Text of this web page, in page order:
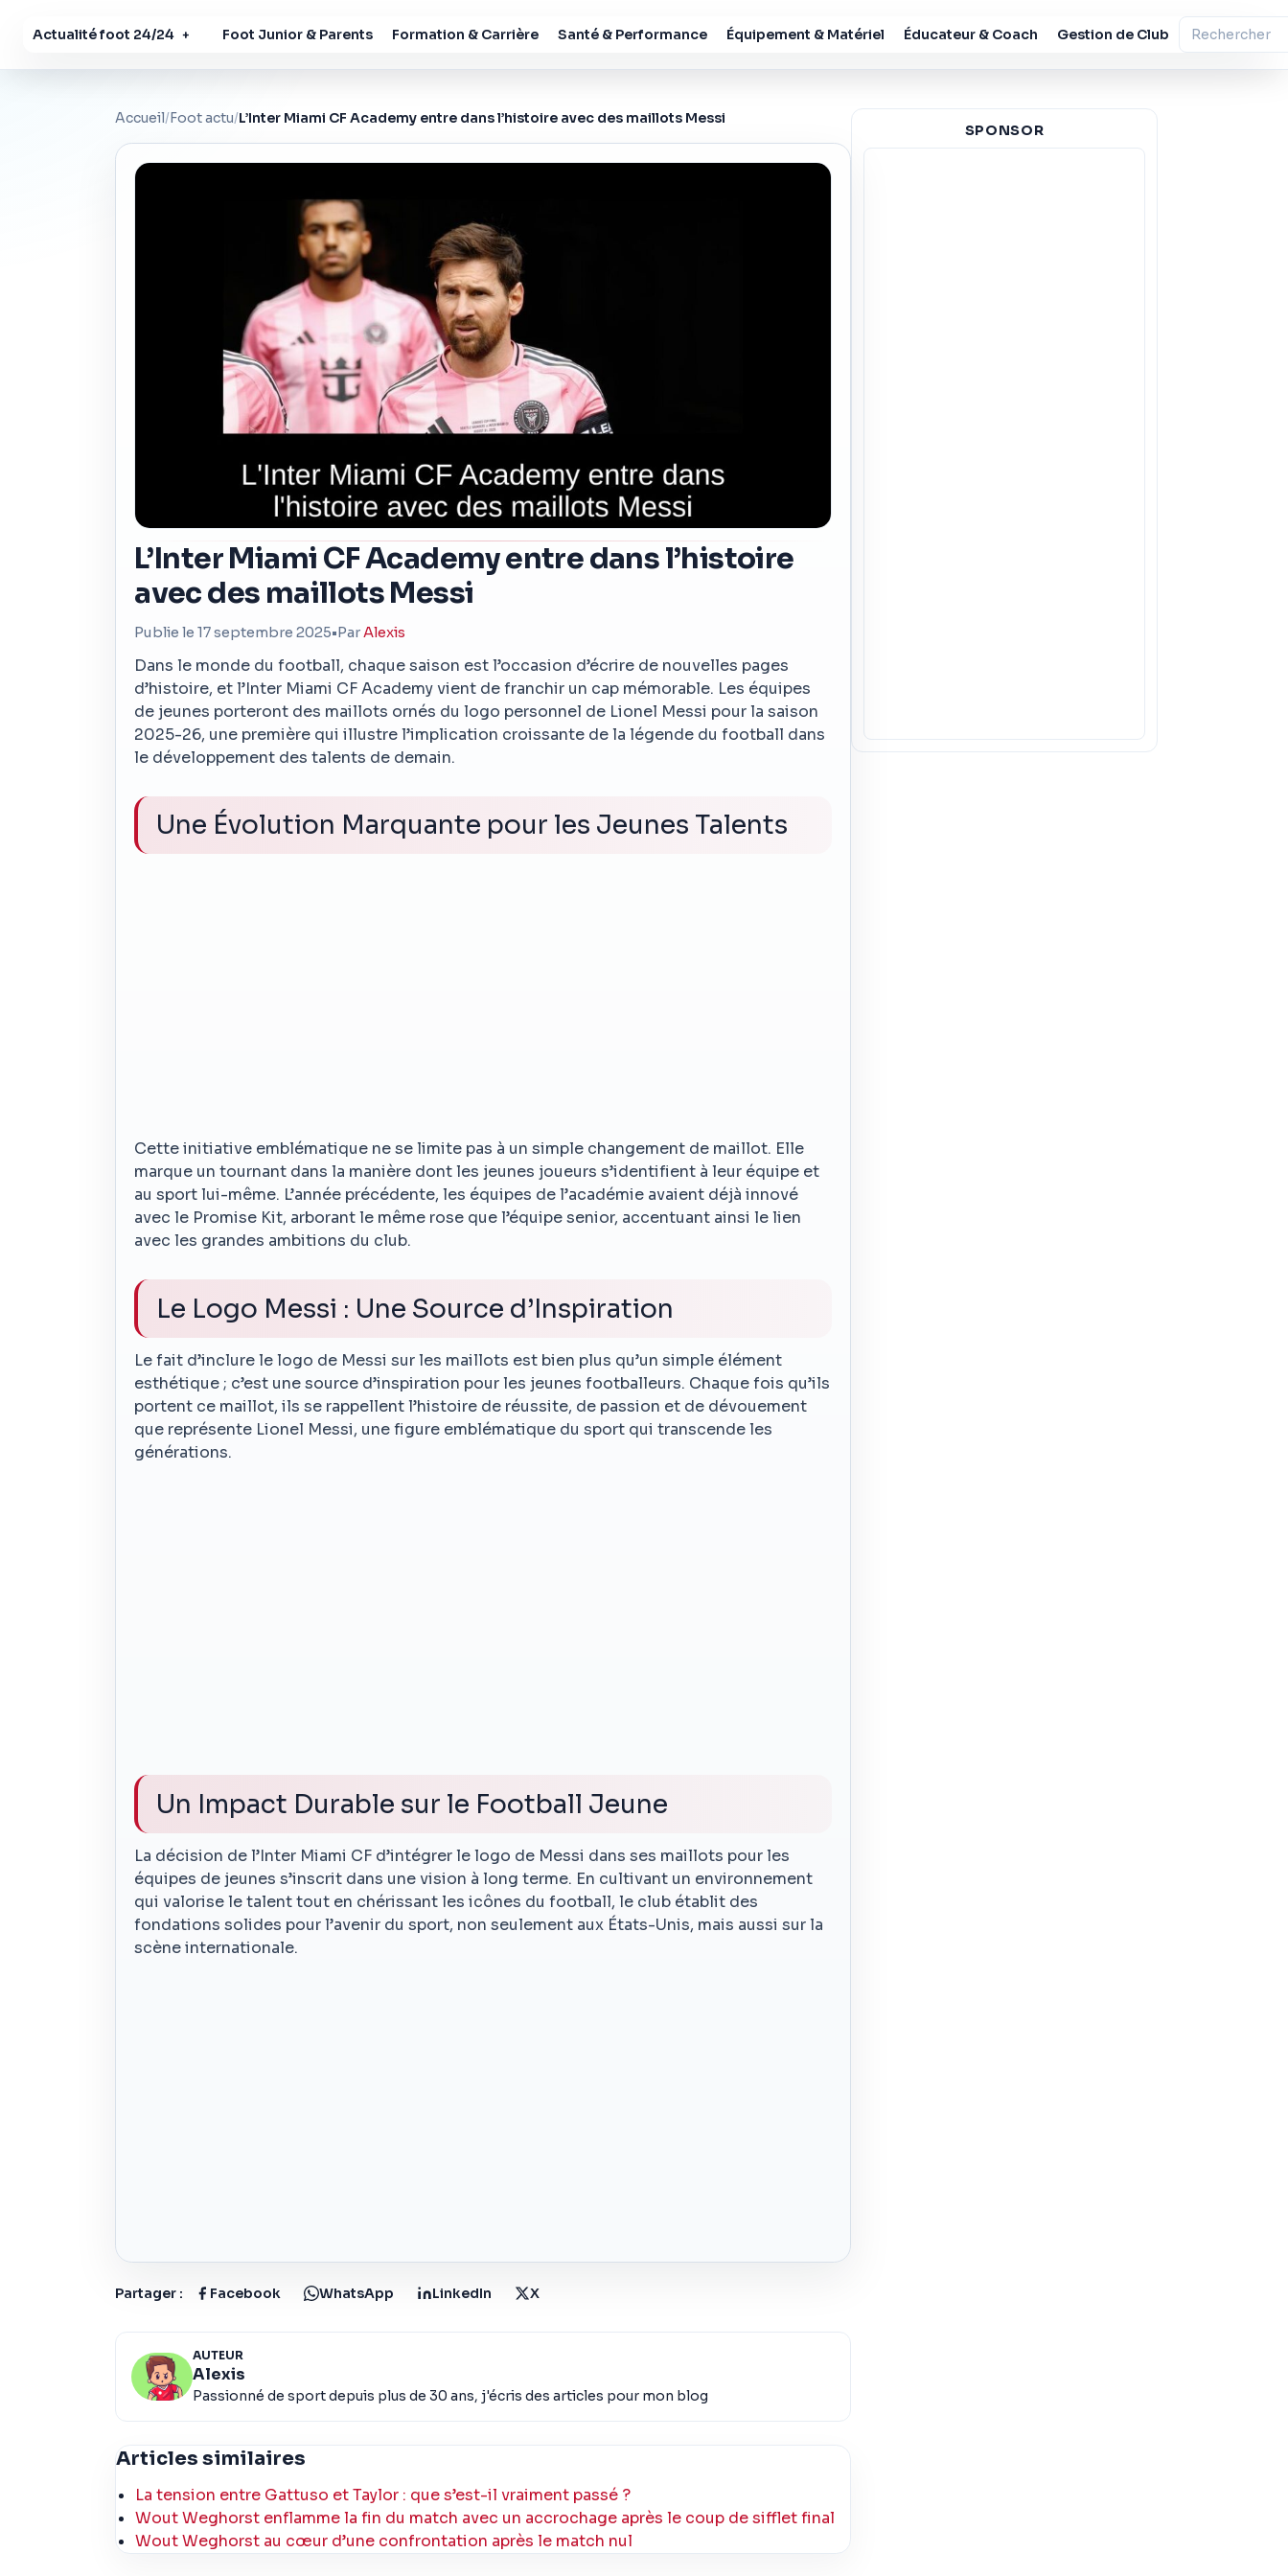
Actualité foot 24/24 + Foot Junior & Parents Formation & Carrière Santé & Performance Équipement & Matériel Éducateur & Coach Gestion de Club
Accueil/Foot actu/L’Inter Miami CF Academy entre dans l’histoire avec des maillots Messi
L’Inter Miami CF Academy entre dans l’histoire
avec des maillots Messi
Publie le 17 septembre 2025•ParAlexis
Dans le monde du football, chaque saison est l’occasion d’écrire de nouvelles pages
d’histoire, et l’Inter Miami CF Academy vient de franchir un cap mémorable. Les équipes
de jeunes porteront des maillots ornés du logo personnel de Lionel Messi pour la saison
2025-26, une première qui illustre l’implication croissante de la légende du football dans
le développement des talents de demain.
Une Évolution Marquante pour les Jeunes Talents
Cette initiative emblématique ne se limite pas à un simple changement de maillot. Elle
marque un tournant dans la manière dont les jeunes joueurs s’identifient à leur équipe et
au sport lui-même. L’année précédente, les équipes de l’académie avaient déjà innové
avec le Promise Kit, arborant le même rose que l’équipe senior, accentuant ainsi le lien
avec les grandes ambitions du club.
Le Logo Messi : Une Source d’Inspiration
Le fait d’inclure le logo de Messi sur les maillots est bien plus qu’un simple élément
esthétique ; c’est une source d’inspiration pour les jeunes footballeurs. Chaque fois qu’ils
portent ce maillot, ils se rappellent l’histoire de réussite, de passion et de dévouement
que représente Lionel Messi, une figure emblématique du sport qui transcende les
générations.
Un Impact Durable sur le Football Jeune
La décision de l’Inter Miami CF d’intégrer le logo de Messi dans ses maillots pour les
équipes de jeunes s’inscrit dans une vision à long terme. En cultivant un environnement
qui valorise le talent tout en chérissant les icônes du football, le club établit des
fondations solides pour l’avenir du sport, non seulement aux États-Unis, mais aussi sur la
scène internationale.
Partager : Facebook WhatsApp LinkedIn X
AUTEUR
Alexis
Passionné de sport depuis plus de 30 ans, j'écris des articles pour mon blog
Articles similaires
La tension entre Gattuso et Taylor : que s’est-il vraiment passé ?
Wout Weghorst enflamme la fin du match avec un accrochage après le coup de sifflet final
Wout Weghorst au cœur d’une confrontation après le match nul
SPONSOR